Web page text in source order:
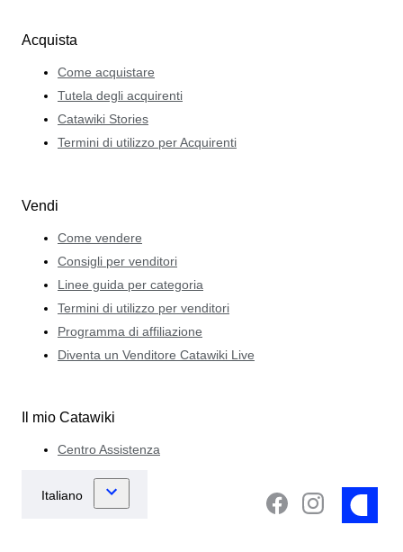
Acquista
Come acquistare
Tutela degli acquirenti
Catawiki Stories
Termini di utilizzo per Acquirenti
Vendi
Come vendere
Consigli per venditori
Linee guida per categoria
Termini di utilizzo per venditori
Programma di affiliazione
Diventa un Venditore Catawiki Live
Il mio Catawiki
Centro Assistenza